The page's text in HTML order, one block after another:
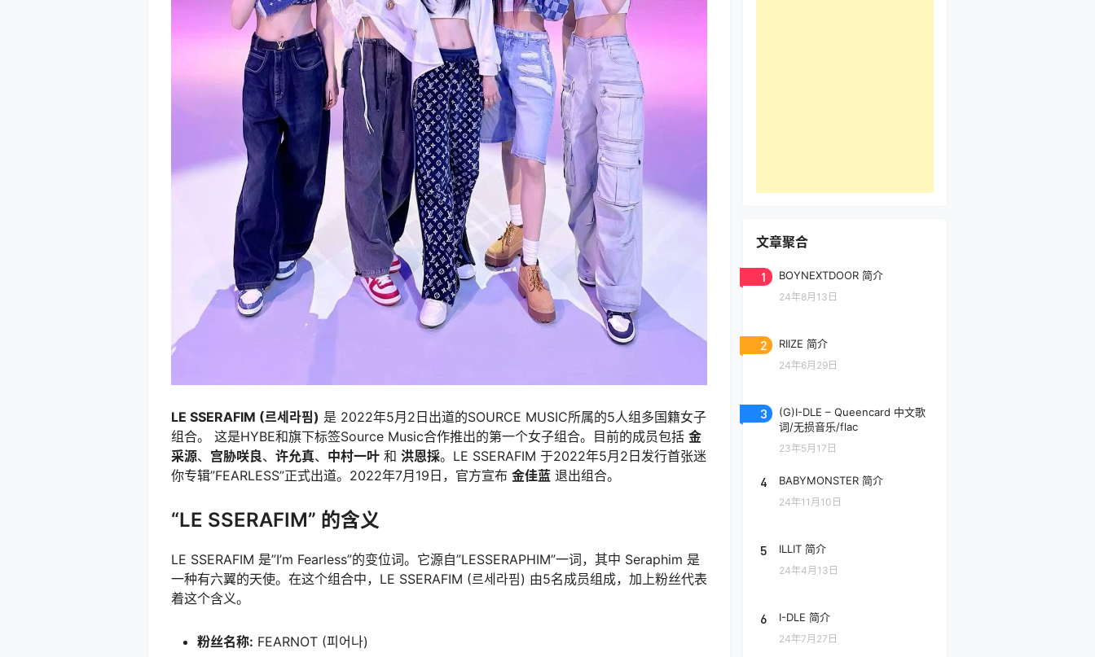
LE SSERAFIM (르세라핌) 是 2022年5月2日出道的SOURCE MUSIC所属的5人组多国籍女子
组合。 这是HYBE和旗下标签Source Music合作推出的第一个女子组合。目前的成员包括 金
采源、 宫胁咲良、 许允真、 中村一叶 和 洪恩採。LE SSERAFIM 于2022年5月2日发行首张迷
你专辑”FEARLESS”正式出道。2022年7月19日，官方宣布 金佳蓝 退出组合。
“LE SSERAFIM” 的含义
LE SSERAFIM 是”I’m Fearless”的变位词。它源自”LESSERAPHIM”一词，其中 Seraphim 是
一种有六翼的天使。在这个组合中，LE SSERAFIM (르세라핌) 由5名成员组成，加上粉丝代表
着这个含义。
粉丝名称: FEARNOT (피어나)
文章聚合
1 BOYNEXTDOOR 简介
24年8月13日
2 RIIZE 简介
24年6月29日
3
(G)I-DLE – Queencard 中文歌
词/无损音乐/flac
23年5月17日
4 BABYMONSTER 简介
24年11月10日
5 ILLIT 简介
24年4月13日
6 I-DLE 简介
24年7月27日